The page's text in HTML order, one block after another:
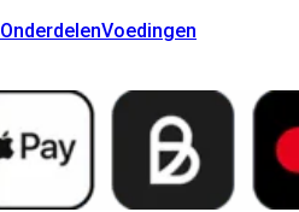
OnderdelenVoedingen